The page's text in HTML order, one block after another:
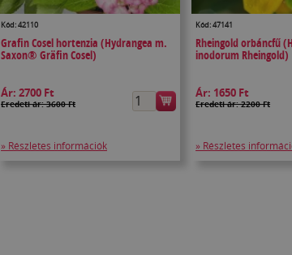
Kód: 42110
Grafin Cosel hortenzia (Hydrangea m.
Saxon® Gräfin Cosel)
Ár: 2700 Ft
Eredeti ár: 3600 Ft
» Részletes információk
Kód: 47141
Rheingold orbáncfű
inodorum Rheingold)
Ár: 1650 Ft
Eredeti ár: 2200 Ft
» Részletes